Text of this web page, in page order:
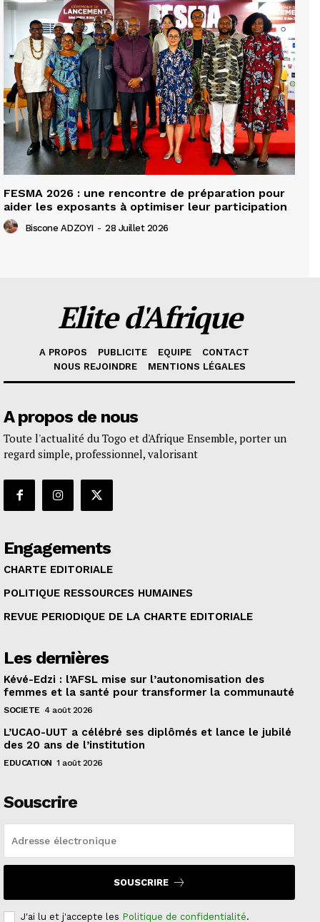
FESMA 2026 : une rencontre de préparation pour
aider les exposants à optimiser leur participation
Biscone ADZOYI - 28 Juillet 2026
Elite d'Afrique
A PROPOS PUBLICITE EQUIPE
CONTACT
NOUS REJOINDRE
MENTIONS LÉGALES
A propos de nous
Toute l'actualité du Togo et d'Afrique Ensemble, porter un
regard simple, professionnel, valorisant
Engagements
CHARTE EDITORIALE
POLITIQUE RESSOURCES HUMAINES
REVUE PERIODIQUE DE LA CHARTE EDITORIALE
Les dernières
Kévé-Edzi : l’AFSL mise sur l’autonomisation des
femmes et la santé pour transformer la communauté
SOCIETE 4 août 2026
L’UCAO-UUT a célébré ses diplômés et lance le jubilé
des 20 ans de l’institution
EDUCATION 1 août 2026
Souscrire
SOUSCRIRE
J'ai lu et j'accepte les Politique de confidentialité.